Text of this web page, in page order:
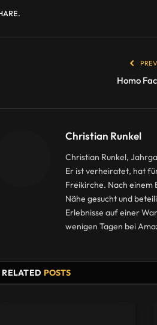
Homo
Christian Runkel
Christian Runkel,
Er ist verheiratet, hat
Freikirche. Nach einem
Nähe gesucht und
Erlebnisse auf einer
wenigen Tagen bei
RELATED POSTS